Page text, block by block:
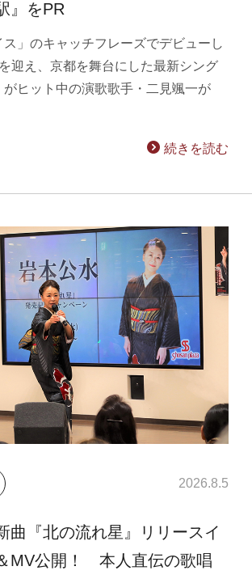
』をPR
ス」のキャッチフレーズでデビューし
迎え、京都を舞台にした最新シング
がヒット中の演歌歌手・二見颯一が
続きを読む
2026.8.5
曲『北の流れ星』リリースイ
MV公開！ 本人直伝の歌唱